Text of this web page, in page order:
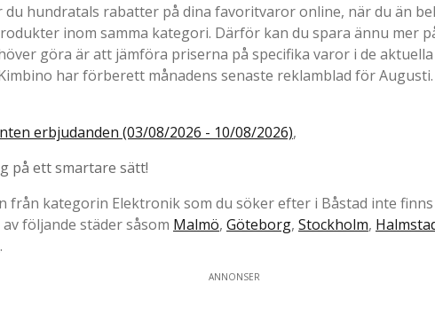
du hundratals rabatter på dina favoritvaror online, när du än
inom samma kategori. Därför kan du spara ännu mer
göra är att jämföra priserna på specifika varor i de
har förberett månadens senaste reklamblad för
erbjudanden (03/08/2026 - 10/08/2026),
på ett smartare sätt!
från kategorin Elektronik som du söker efter i Båstad inte
följande städer såsom Malmö, Göteborg, Stockholm,
.
ANNONSER